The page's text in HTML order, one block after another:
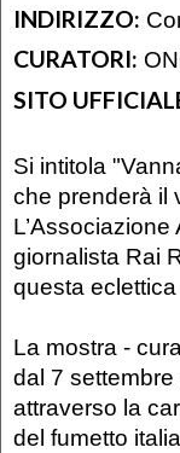
INDIRIZZO:
CURATORI:
SITO
Si intitola
che prenderà il
giornalista Rai
questa
La mostra -
dal 7
attraverso la
del fumetto